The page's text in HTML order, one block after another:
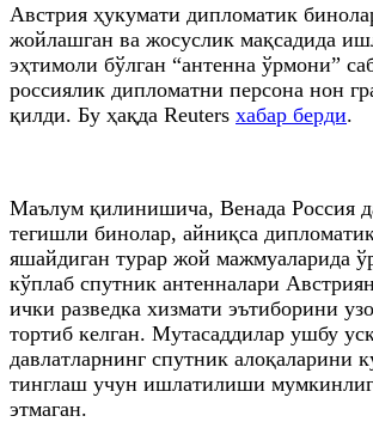
Австрия ҳукумати дипломатик
жойлашган ва жосуслик мақсадида
эҳтимоли бўлган “антенна ўрмони”
россиялик дипломатни персона нон
қилди. Бу ҳақда Reuters хабар берди.
Маълум қилинишича, Венада Россия
тегишли бинолар, айниқса
яшайдиган турар жой мажмуаларида
кўплаб спутник антенналари
ички разведка хизмати эътиборини
тортиб келган. Мутасаддилар ушбу
давлатларнинг спутник алоқаларини
тинглаш учун ишлатилиши
этмаган.